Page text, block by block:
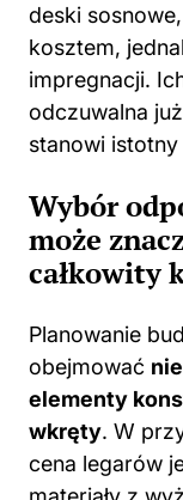
deski
kosztem,
impregnacji.
odczuwalna
stanowi
Wybór
może
całkowity
Planowanie
obejmować
elementy
wkręty. W
cena legarów